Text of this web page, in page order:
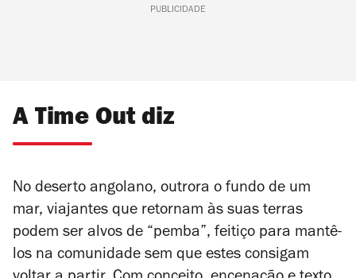
PUBLICIDADE
A Time Out diz
No deserto angolano, outrora o fundo de um
mar, viajantes que retornam às suas terras
podem ser alvos de “pemba”, feitiço para mantê-
los na comunidade sem que estes consigam